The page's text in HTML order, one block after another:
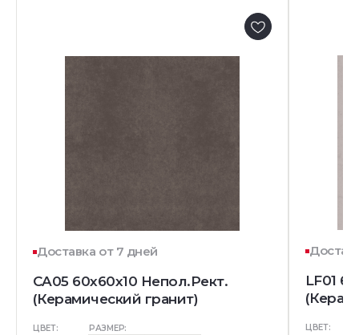
Доставка от 7 дней
CA05 60x60x10 Непол.Рект.
(Керамический гранит)
ЦВЕТ: РАЗМЕР:
LF01
ЦВЕТ: